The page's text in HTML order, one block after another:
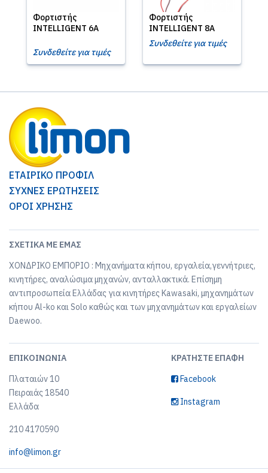
Φορτιστής
INTELLIGENT 6A
Συνδεθείτε για τιμές
Φορτιστής
INTELLIGENT 8A
Συνδεθείτε για τιμές
ΕΤΑΙΡΙΚΟ ΠΡΟΦΙΛ
ΣΥΧΝΕΣ ΕΡΩΤΗΣΕΙΣ
ΟΡΟΙ ΧΡΗΣΗΣ
ΣΧΕΤΙΚΆ ΜΕ ΕΜΆΣ
ΧΟΝΔΡΙΚΟ ΕΜΠΟΡΙΟ : Μηχανήματα κήπου, εργαλεία,γεννήτριες,
κινητήρες, αναλώσιμα μηχανών, ανταλλακτικά. Επίσημη
αντιπροσωπεία Ελλάδας για κινητήρες Kawasaki, μηχανημάτων
κήπου Al-ko και Solo καθώς και των μηχανημάτων και εργαλείων
Daewoo.
ΕΠΙΚΟΙΝΩΝΊΑ
Πλαταιών 10
Πειραιάς 18540
Ελλάδα
210 4170590
info@limon.gr
ΚΡΑΤΉΣΤΕ ΕΠΑΦΉ
Facebook
Instagram